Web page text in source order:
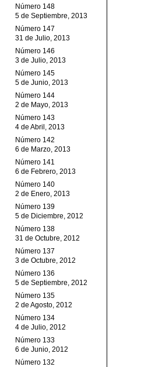
Número 148
5 de Septiembre, 2013
Número 147
31 de Julio, 2013
Número 146
3 de Julio, 2013
Número 145
5 de Junio, 2013
Número 144
2 de Mayo, 2013
Número 143
4 de Abril, 2013
Número 142
6 de Marzo, 2013
Número 141
6 de Febrero, 2013
Número 140
2 de Enero, 2013
Número 139
5 de Diciembre, 2012
Número 138
31 de Octubre, 2012
Número 137
3 de Octubre, 2012
Número 136
5 de Septiembre, 2012
Número 135
2 de Agosto, 2012
Número 134
4 de Julio, 2012
Número 133
6 de Junio, 2012
Número 132